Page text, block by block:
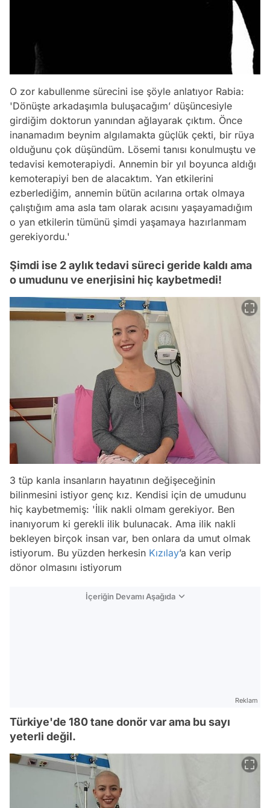
O zor kabullenme sürecini ise şöyle anlatıyor Rabia:
'Dönüşte arkadaşımla buluşacağım’ düşüncesiyle
girdiğim doktorun yanından ağlayarak çıktım. Önce
inanamadım beynim algılamakta güçlük çekti, bir rüya
olduğunu çok düşündüm. Lösemi tanısı konulmuştu ve
tedavisi kemoterapiydi. Annemin bir yıl boyunca aldığı
kemoterapiyi ben de alacaktım. Yan etkilerini
ezberlediğim, annemin bütün acılarına ortak olmaya
çalıştığım ama asla tam olarak acısını yaşayamadığım
o yan etkilerin tümünü şimdi yaşamaya hazırlanmam
gerekiyordu.'
Şimdi ise 2 aylık tedavi süreci geride kaldı ama
o umudunu ve enerjisini hiç kaybetmedi!
3 tüp kanla insanların hayatının değişeceğinin
bilinmesini istiyor genç kız. Kendisi için de umudunu
hiç kaybetmemiş: 'İlik nakli olmam gerekiyor. Ben
inanıyorum ki gerekli ilik bulunacak. Ama ilik nakli
bekleyen birçok insan var, ben onlara da umut olmak
istiyorum. Bu yüzden herkesin Kızılay’a kan verip
dönor olmasını istiyorum
İçeriğin Devamı Aşağıda
Reklam
Türkiye'de 180 tane donör var ama bu sayı
yeterli değil.